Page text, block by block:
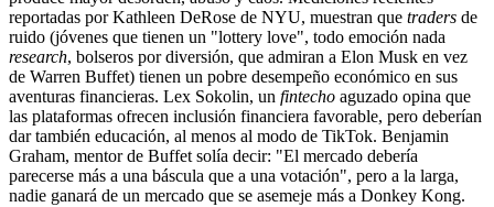
reportadas por Kathleen DeRose de NYU, muestran que traders de
ruido (jóvenes que tienen un "lottery love", todo emoción nada
research, bolseros por diversión, que admiran a Elon Musk en vez
de Warren Buffet) tienen un pobre desempeño económico en sus
aventuras financieras. Lex Sokolin, un fintecho aguzado opina que
las plataformas ofrecen inclusión financiera favorable, pero deberían
dar también educación, al menos al modo de TikTok. Benjamin
Graham, mentor de Buffet solía decir: "El mercado debería
parecerse más a una báscula que a una votación", pero a la larga,
nadie ganará de un mercado que se asemeje más a Donkey Kong.